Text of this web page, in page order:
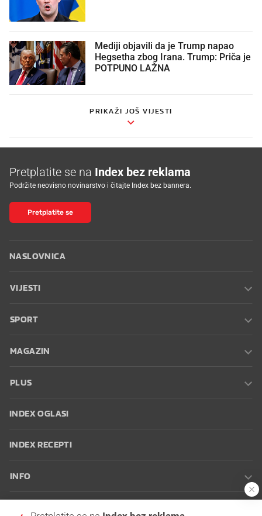
Mediji objavili da je Trump napao
Hegsetha zbog Irana. Trump: Priča je
POTPUNO LAŽNA
PRIKAŽI JOŠ VIJESTI
Pretplatite se na Index bez reklama
Podržite neovisno novinarstvo i čitajte Index bez bannera.
Pretplatite se
NASLOVNICA
VIJESTI
SPORT
MAGAZIN
PLUS
INDEX OGLASI
INDEX RECEPTI
INFO